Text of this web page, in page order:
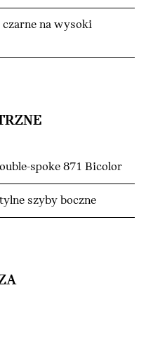
na wysoki
spoke 871 Bicolor
szyby boczne